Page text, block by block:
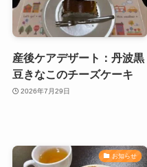
産後ケアデザート：丹波黒
豆きなこのチーズケーキ
2026年7月29日
お知らせ